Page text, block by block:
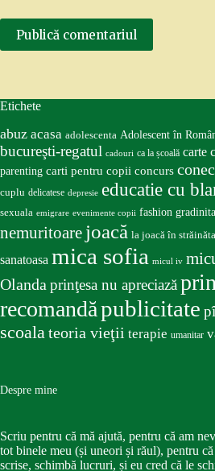
Publică comentariul
Etichete
abuz acasa adolescenta Adolescent în
bucureşti-regatul cadouri ca la școală carte
parenting carti pentru copii concurs
cuplu delicatese depresie educatie cu
sexuala emigrare evenimente copii fashion gradinita
nemuritoare joacă la joacă în
sanatoasa mica sofia micul iv
Olandaprinţesa nu apreciază
recomandăpublicitate
scoalateoria vieţii terapie umanitar
Despre mine
Scriu pentru că mă ajută, pentru că am
tot binele meu (și uneori și răul), pentru
scrise, schimbă lucruri, și eu cred că le